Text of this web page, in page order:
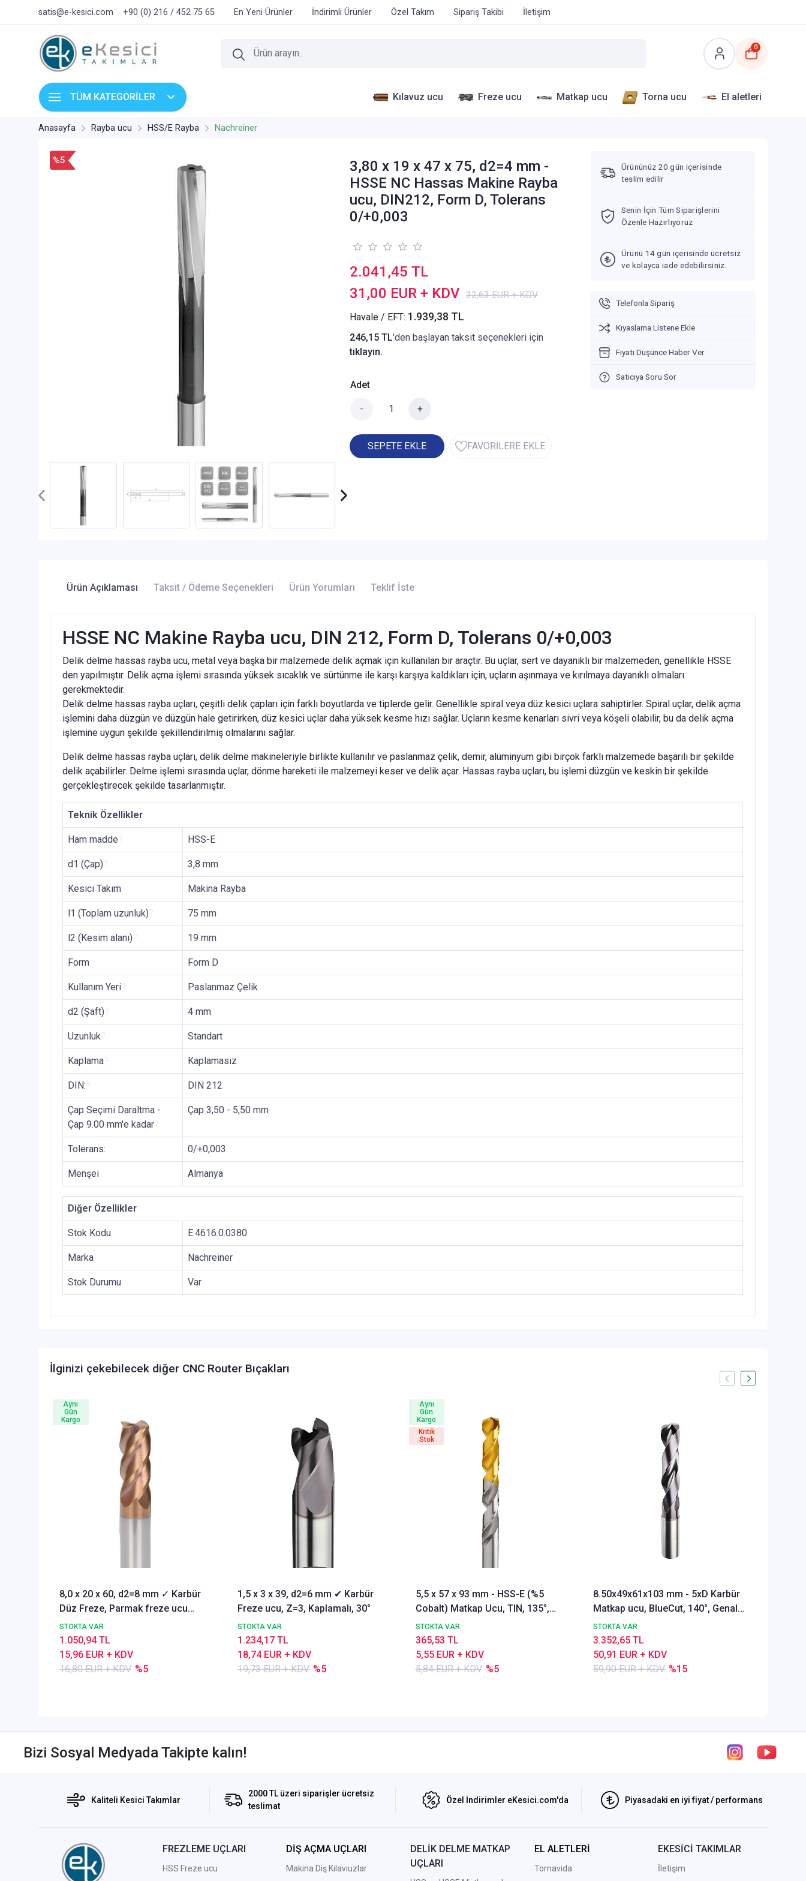
satis@e-kesici.com +90 (0) 216 / 452 75 65 En Yeni Ürünler İndirimli Ürünler Özel Takım Sipariş Takibi İletişim
0
TÜM KATEGORİLER Kılavuz ucu Freze ucu Matkap ucu Torna ucu El aletleri
Anasayfa Rayba ucu HSS/E Rayba Nachreiner
%5
3,80 x 19 x 47 x 75, d2=4 mm -
HSSE NC Hassas Makine Rayba
ucu, DIN212, Form D, Tolerans
0/+0,003
2.041,45 TL
31,00 EUR + KDV 32,63 EUR + KDV
Havale / EFT: 1.939,38 TL
246,15 TL'den başlayan taksit seçenekleri için
tıklayın.
Adet
- +
SEPETE EKLE FAVORİLERE EKLE
Ürününüz 20 gün içerisinde
teslim edilir
Senin İçin Tüm Siparişlerini
Özenle Hazırlıyoruz
Ürünü 14 gün içerisinde ücretsiz
ve kolayca iade edebilirsiniz.
Telefonla Sipariş
Kıyaslama Listene Ekle
Fiyatı Düşünce Haber Ver
Satıcıya Soru Sor
Ürün Açıklaması Taksit / Ödeme Seçenekleri Ürün Yorumları Teklif İste
HSSE NC Makine Rayba ucu, DIN 212, Form D, Tolerans 0/+0,003
Delik delme hassas rayba ucu, metal veya başka bir malzemede delik açmak için kullanılan bir araçtır. Bu uçlar, sert ve dayanıklı bir malzemeden, genellikle HSSE
den yapılmıştır. Delik açma işlemi sırasında yüksek sıcaklık ve sürtünme ile karşı karşıya kaldıkları için, uçların aşınmaya ve kırılmaya dayanıklı olmaları
gerekmektedir.
Delik delme hassas rayba uçları, çeşitli delik çapları için farklı boyutlarda ve tiplerde gelir. Genellikle spiral veya düz kesici uçlara sahiptirler. Spiral uçlar, delik açma
işlemini daha düzgün ve düzgün hale getirirken, düz kesici uçlar daha yüksek kesme hızı sağlar. Uçların kesme kenarları sivri veya köşeli olabilir, bu da delik açma
işlemine uygun şekilde şekillendirilmiş olmalarını sağlar.
Delik delme hassas rayba uçları, delik delme makineleriyle birlikte kullanılır ve paslanmaz çelik, demir, alüminyum gibi birçok farklı malzemede başarılı bir şekilde
delik açabilirler. Delme işlemi sırasında uçlar, dönme hareketi ile malzemeyi keser ve delik açar. Hassas rayba uçları, bu işlemi düzgün ve keskin bir şekilde
gerçekleştirecek şekilde tasarlanmıştır.
Teknik Özellikler
Ham madde HSS-E
d1 (Çap) 3,8 mm
Kesici Takım Makina Rayba
l1 (Toplam uzunluk) 75 mm
l2 (Kesim alanı) 19 mm
Form Form D
Kullanım Yeri Paslanmaz Çelik
d2 (Şaft) 4 mm
Uzunluk Standart
Kaplama Kaplamasız
DIN: DIN 212
Çap Seçimi Daraltma -
Çap 9.00 mm'e kadar
Çap 3,50 - 5,50 mm
Tolerans: 0/+0,003
Menşei Almanya
Diğer Özellikler
Stok Kodu E.4616.0.0380
Marka Nachreiner
Stok Durumu Var
İlginizi çekebilecek diğer CNC Router Bıçakları
8,0 x 20 x 60, d2=8 mm ✓ Karbür
Düz Freze, Parmak freze ucu
Z=4,TiSiN Kaplamalı
STOKTA VAR
16,80 EUR + KDV %5
15,96 EUR + KDV
1.050,94 TL
Aynı
Gün
Kargo
1,5 x 3 x 39, d2=6 mm ✔ Karbür
Freze ucu, Z=3, Kaplamalı, 30°
STOKTA VAR
19,73 EUR + KDV %5
18,74 EUR + KDV
1.234,17 TL
5,5 x 57 x 93 mm - HSS-E (%5
Cobalt) Matkap Ucu, TIN, 135°,
DIN338 Delik Delme ucu,
Nachreiner
STOKTA VAR
5,84 EUR + KDV %5
5,55 EUR + KDV
365,53 TL
Aynı
Gün
Kargo
Kritik
Stok
8.50x49x61x103 mm - 5xD Karbür
Matkap ucu, BlueCut, 140°, Genal
amaçlı
STOKTA VAR
59,90 EUR + KDV %15
50,91 EUR + KDV
3.352,65 TL
Bizi Sosyal Medyada Takipte kalın!
Kaliteli Kesici Takımlar
2000 TL üzeri siparişler ücretsiz
teslimat
Özel İndirimler eKesici.com'da Piyasadaki en iyi fiyat / performans
FREZLEME UÇLARI
HSS Freze ucu
DİŞ AÇMA UÇLARI
Makina Diş Kılavıuzlar
DELİK DELME MATKAP
UÇLARI
EL ALETLERİ
Tornavida
EKESİCİ TAKIMLAR
İletişim